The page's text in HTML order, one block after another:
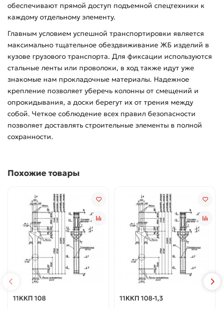
обеспечивают прямой доступ подъемной спецтехники к
каждому отдельному элементу.
Главным условием успешной транспортировки является
максимально тщательное обездвиживание ЖБ изделий в
кузове грузового транспорта. Для фиксации используются
стальные ленты или проволоки, в ход также идут уже
знакомые нам прокладочные материалы. Надежное
крепление позволяет уберечь колонны от смещений и
опрокидывания, а доски берегут их от трения между
собой. Четкое соблюдение всех правил безопасности
позволяет доставлять строительные элементы в полной
сохранности.
Похожие товары
11ККП 108 11ККП 108-1,3